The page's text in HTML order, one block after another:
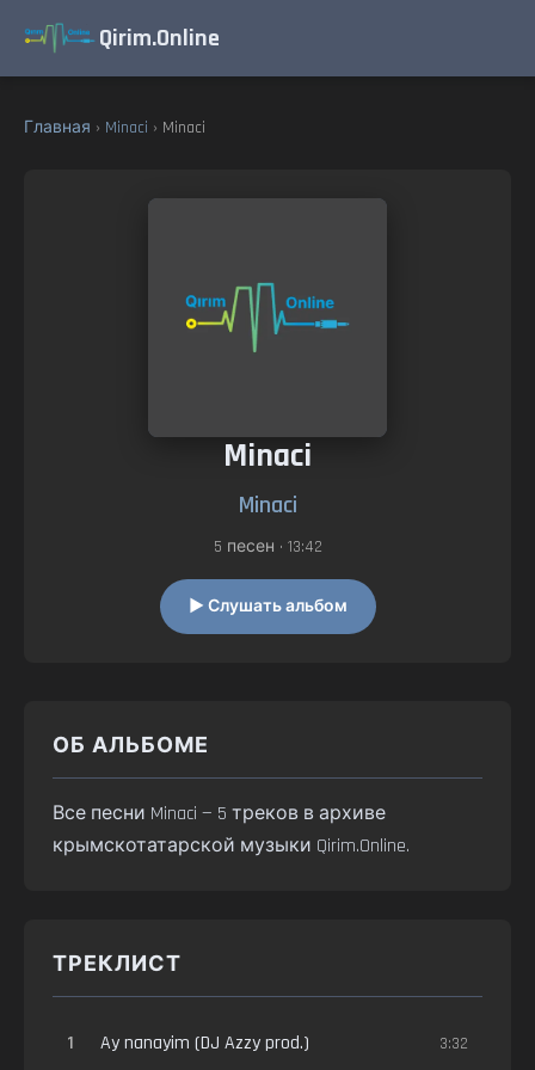
Qirim.Online
Главная › Minaci › Minaci
Minaci
Minaci
5 песен • 13:42
▶ Слушать альбом
ОБ АЛЬБОМЕ
Все песни Minaci — 5 треков в архиве
крымскотатарской музыки Qirim.Online.
ТРЕКЛИСТ
1 Ay nanayim (DJ Azzy prod.) 3:32